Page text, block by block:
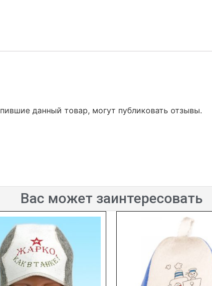
данный товар, могут публиковать отзывы.
Вас может заинтересовать